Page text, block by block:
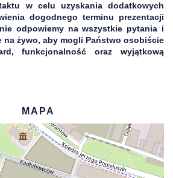
w celu uzyskania dodatkowych
dogodnego terminu prezentacji
odpowiemy na wszystkie pytania i
na żywo, aby mogli Państwo osobiście
funkcjonalność oraz wyjątkową
MAPA